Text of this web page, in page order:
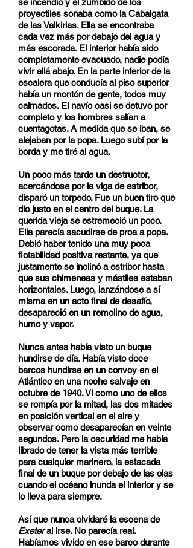
se incendió y el zumbido de los
proyectiles sonaba como la Cabalgata
de las Valkirias. Ella se encontraba
cada vez más por debajo del agua y
más escorada. El interior había sido
completamente evacuado, nadie podía
vivir allá abajo. En la parte inferior de la
escalera que conducía al piso superior
había un montón de gente, todos muy
calmados. El navío casi se detuvo por
completo y los hombres salían a
cuentagotas. A medida que se iban, se
alejaban por la popa. Luego subí por la
borda y me tiré al agua.
Un poco más tarde un destructor,
acercándose por la viga de estribor,
disparó un torpedo. Fue un buen tiro que
dio justo en el centro del buque. La
querida vieja se estremeció un poco.
Ella parecía sacudirse de proa a popa.
Debió haber tenido una muy poca
flotabilidad positiva restante, ya que
justamente se inclinó a estribor hasta
que sus chimeneas y mástiles estaban
horizontales. Luego, lanzándose a sí
misma en un acto final de desafío,
desapareció en un remolino de agua,
humo y vapor.
Nunca antes había visto un buque
hundirse de día. Había visto doce
barcos hundirse en un convoy en el
Atlántico en una noche salvaje en
octubre de 1940. Vi como uno de ellos
se rompía por la mitad, las dos mitades
en posición vertical en el aire y
observar como desaparecían en veinte
segundos. Pero la oscuridad me había
librado de tener la vista más terrible
para cualquier marinero, la estacada
final de un buque por debajo de las olas
cuando el océano inunda el interior y se
lo lleva para siempre.
Así que nunca olvidaré la escena de
Exeteral irse. No parecía real.
Habíamos vivido en ese barco durante